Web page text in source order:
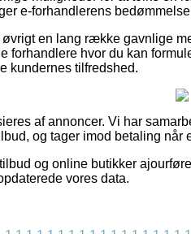
e-forhandlerens
en lang række gavnlige
forhandlere hvor du kan
kundernes tilfredshed.
af annoncer. Vi har
og tager imod betaling når
og online butikker
vores data.